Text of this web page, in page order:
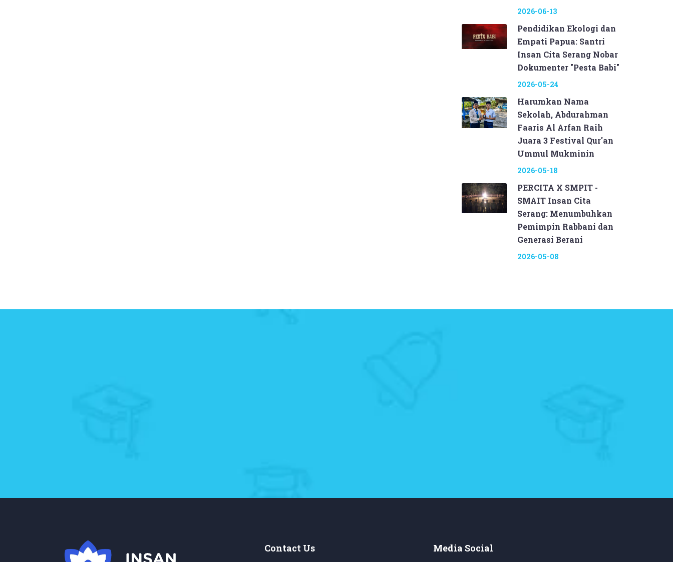
2026-06-13
Pendidikan Ekologi dan
Empati Papua: Santri
Insan Cita Serang Nobar
Dokumenter "Pesta Babi"
2026-05-24
Harumkan Nama
Sekolah, Abdurahman
Faaris Al Arfan Raih
Juara 3 Festival Qur'an
Ummul Mukminin
2026-05-18
PERCITA X SMPIT -
SMAIT Insan Cita
Serang: Menumbuhkan
Pemimpin Rabbani dan
Generasi Berani
2026-05-08
Contact Us Media Social